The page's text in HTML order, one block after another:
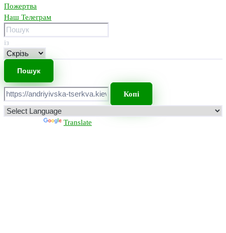
Пожертва
Наш Телеграм
із
Копі
Translate